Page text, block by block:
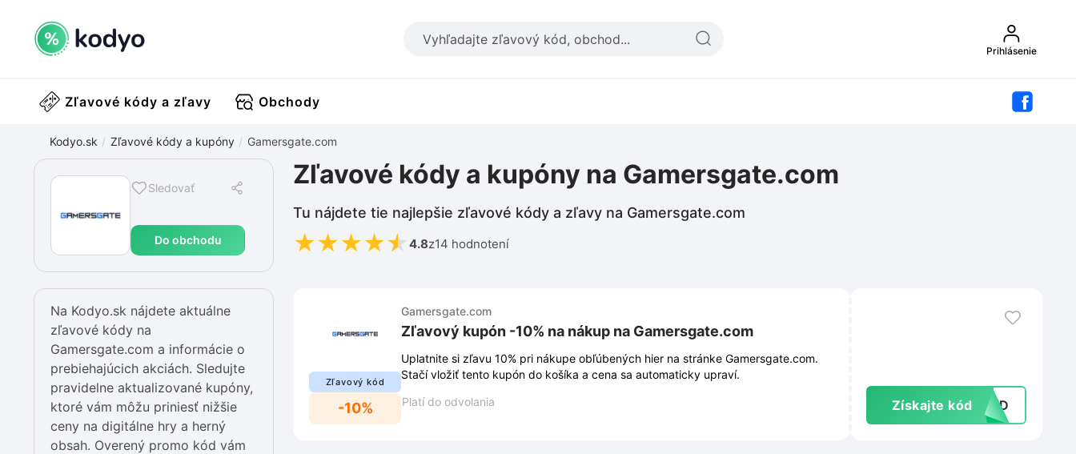
Prihlásenie
Zľavové kódy a zľavy Obchody
Kodyo.sk Zľavové kódy a kupóny Gamersgate.com
Sledovať
Do obchodu
Zľavové kódy a kupóny na Gamersgate.com
Tu nájdete tie najlepšie zľavové kódy a zľavy na Gamersgate.com
★★★★★ 4.8z14 hodnotení
Na Kodyo.sk nájdete aktuálne
zľavové kódy na
Gamersgate.com a informácie o
prebiehajúcich akciách. Sledujte
pravidelne aktualizované kupóny,
ktoré vám môžu priniesť nižšie
ceny na digitálne hry a herný
obsah. Overený promo kód vám
Zľavový kód
-10%
Gamersgate.com
Zľavový kupón -10% na nákup na Gamersgate.com
Uplatnite si zľavu 10% pri nákupe obľúbených hier na stránke Gamersgate.com.
Stačí vložiť tento kupón do košíka a cena sa automaticky upraví.
Platí do odvolania
Získajte kód GGD